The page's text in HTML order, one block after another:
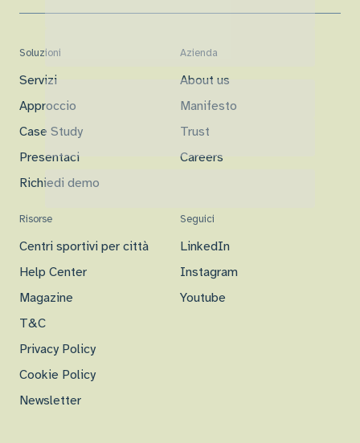
Soluzioni
Servizi
Approccio
Case Study
Presentaci
Richiedi demo
Azienda
About us
Manifesto
Trust
Careers
Risorse
Centri sportivi per città
Help Center
Magazine
T&C
Privacy Policy
Cookie Policy
Newsletter
Seguici
LinkedIn
Instagram
Youtube